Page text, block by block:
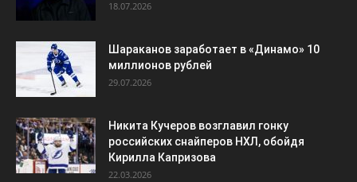
18.07.2026
Шараканов заработает в «Динамо» 10
миллионов рублей
29.07.2026
Никита Кучеров возглавил гонку
российских снайперов НХЛ, обойдя
Кирилла Капризова
22.03.2026